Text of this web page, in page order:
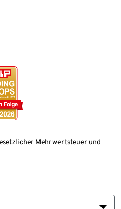
Mehrwertsteuer und